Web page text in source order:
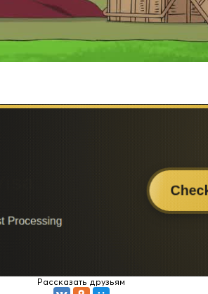
Рассказать друзьям